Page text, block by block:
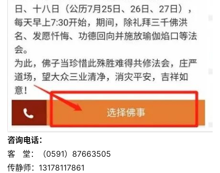
资
讯
八
点
僧
音
咨询电话：
客 堂：（0591）87663505
传静师：13178117861